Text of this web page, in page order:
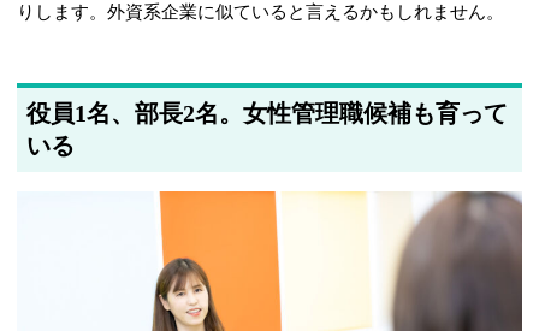
りします。外資系企業に似ていると言えるかもしれません。
役員1名、部長2名。女性管理職候補も育って
いる